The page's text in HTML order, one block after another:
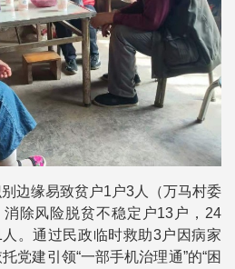
边缘易致贫户1户3人（万马村委
除风险脱贫不稳定户13户，24
。通过民政临时救助3户因病家
党建引领“一部手机治理通”的“困